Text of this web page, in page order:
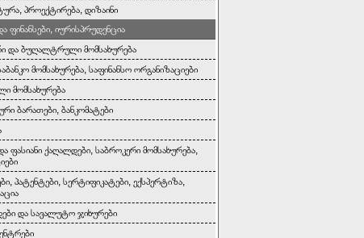
პროექტირება, დიზაინი
ფინანსები, იურისპრუდენცია
და ბუღალტრული მომსახურება
მომსახურება, საფინანსო ორგანიზაციები
მომსახურება
ბარათები, ბანკომატები
ფასიანი ქაღალდები, საბროკერი მომსახურება,
პატენტები, სერტიფიკატები, ექსპერტიზა,
და სავალუტო ჯიხურები